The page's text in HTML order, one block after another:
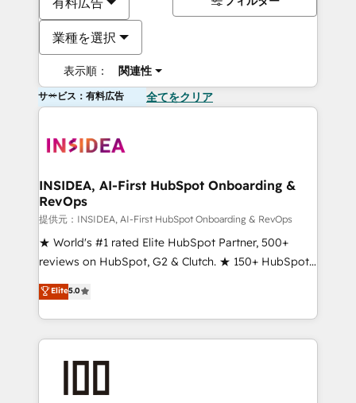
業種を選択
表示順： 関連性
サービス：有料広告 全てをクリア
INSIDEA, AI-First HubSpot Onboarding &
RevOps
提供元：INSIDEA, AI-First HubSpot Onboarding & RevOps
★ World's #1 rated Elite HubSpot Partner, 500+
reviews on HubSpot, G2 & Clutch. ★ 150+ HubSpot
Certified Experts & Trainers across the team ★
1,500+ implementations across five continents ★ AI-
First, RevOps-led, Onboarding obsessed ★
Company of the Year 2024/25 INSIDEA helps
and build AI-powered workflows that drive adoption
Elite5.0